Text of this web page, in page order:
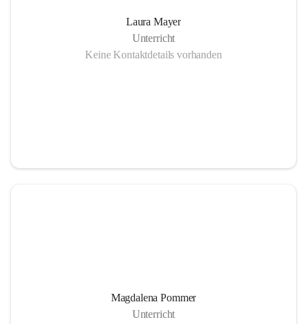
Laura Mayer
Unterricht
Keine Kontaktdetails vorhanden
Magdalena Pommer
Unterricht